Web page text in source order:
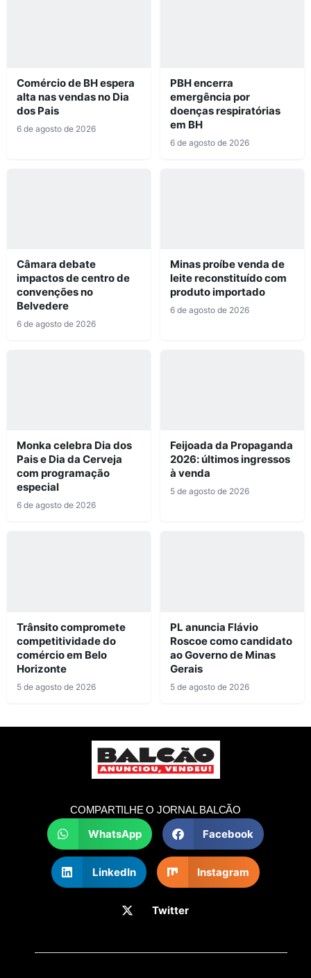
Comércio de BH espera
alta nas vendas no Dia
dos Pais
6 de agosto de 2026
PBH encerra
emergência por
doenças respiratórias
em BH
6 de agosto de 2026
Câmara debate
impactos de centro de
convenções no
Belvedere
6 de agosto de 2026
Minas proíbe venda de
leite reconstituído com
produto importado
6 de agosto de 2026
Monka celebra Dia dos
Pais e Dia da Cerveja
com programação
especial
6 de agosto de 2026
Feijoada da Propaganda
2026: últimos ingressos
à venda
5 de agosto de 2026
Trânsito compromete
competitividade do
comércio em Belo
Horizonte
5 de agosto de 2026
PL anuncia Flávio
Roscoe como candidato
ao Governo de Minas
Gerais
5 de agosto de 2026
COMPARTILHE O JORNAL BALCÃO
WhatsApp Facebook
LinkedIn Instagram
Twitter